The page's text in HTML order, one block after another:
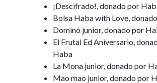
¡Descifrado!, donado por
Bolsa Haba with Love,
Dominó junior, donado por
El Frutal Ed Aniversario,
Haba
La Mona junior, donado por
Mao mao junior, donado por